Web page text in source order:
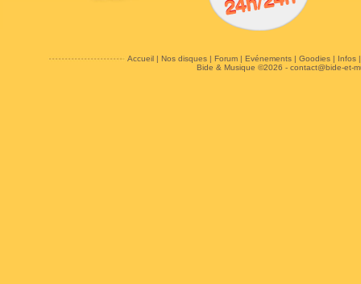
Accueil| Nos disques| Forum| Evénements| Goodies| Infos
Bide & Musique ©2026 - contact@bide-et-